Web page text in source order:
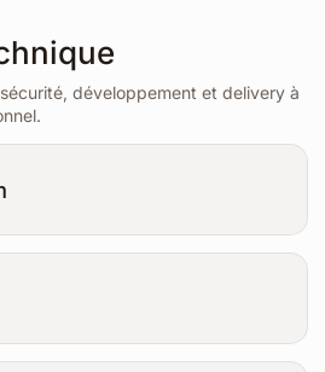
développement et delivery à